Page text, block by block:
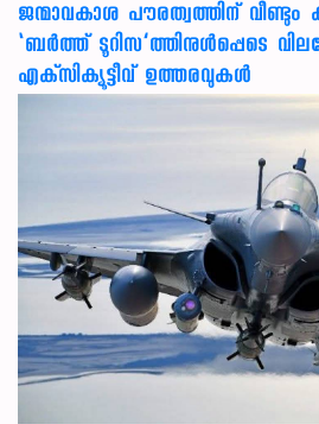
ജന്മാവകാശ പൗരത്വത്തിന് വീണ്ടും
‘ബര്‍ത്ത് ടൂറിസ’ത്തിനുള്‍പ്പെടെ
എക്‌സിക്യൂട്ടീവ് ഉത്തരവുകള്‍